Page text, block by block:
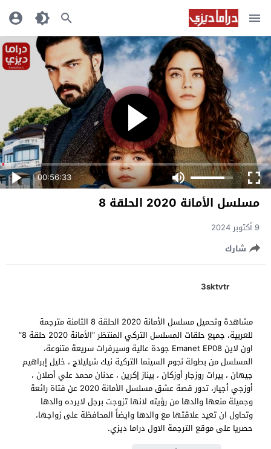
00:56:33
مسلسل الأمانة 2020 الحلقة 8
9 أكتوبر 2024
شارك
3sktvtr
مشاهدة وتحميل مسلسل الأمانة 2020 الحلقة 8 الثامنة مترجمة
للعربية، جميع حلقات المسلسل التركي المنتظر “الأمانة 2020 حلقة 8”
اون لاين Emanet EP08 جودة عالية وسيرفرات سريعة متنوعة،
المسلسل من بطولة نجوم السينما التركية نيك شيليلاج ، خليل إبراهيم
جيهان ، بيرات روزجار أوزكان ، بيناز إكرين ، عدنان محمد علي أصلان ،
أوزجي أجيار، تدور قصة عشق مسلسل الأمانة 2020 عن فتاة رائعة
وجميلة منعها والدها من رؤيته لانها تزوجت برجل لايرده والدها
وتحاول ان تعيد علاقتها مع والدها وايضاً المحافظة على زواجها،
حصريا على موقع الترجمة الاول دراما ديزي.